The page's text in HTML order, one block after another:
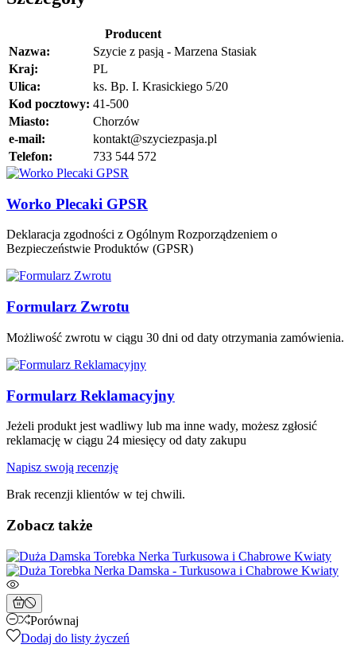
Producent
Nazwa:
Szycie z pasją - Marzena Stasiak
Kraj:
PL
Ulica:
ks. Bp. I. Krasickiego 5/20
Kod pocztowy: 41-500
Miasto:
Chorzów
e-mail:
kontakt@szyciezpasja.pl
Telefon:
733 544 572
Worko Plecaki GPSR
Deklaracja zgodności z Ogólnym Rozporządzeniem o
Bezpieczeństwie Produktów (GPSR)
Formularz Zwrotu
Możliwość zwrotu w ciągu 30 dni od daty otrzymania zamówienia.
Formularz Reklamacyjny
Jeżeli produkt jest wadliwy lub ma inne wady, możesz zgłosić
reklamację w ciągu 24 miesięcy od daty zakupu
Napisz swoją recenzję
Brak recenzji klientów w tej chwili.
Zobacz także
Porównaj
Dodaj do listy życzeń